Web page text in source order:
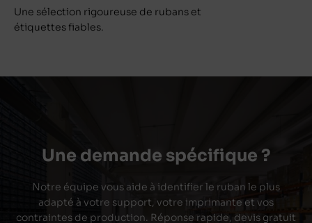
Une sélection rigoureuse de rubans et
étiquettes fiables.
Une demande spécifique ?
Notre équipe vous aide à identifier le ruban le plus
adapté à votre support, votre imprimante et vos
contraintes de production. Réponse rapide, devis gratuit